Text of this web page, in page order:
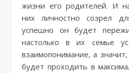
жизни его родителей. И
них личностно созрел
успешно он будет
настолько в их семье
взаимопонимание, а
будет проходить в